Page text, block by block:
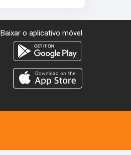
Baixar o aplicativo móvel.